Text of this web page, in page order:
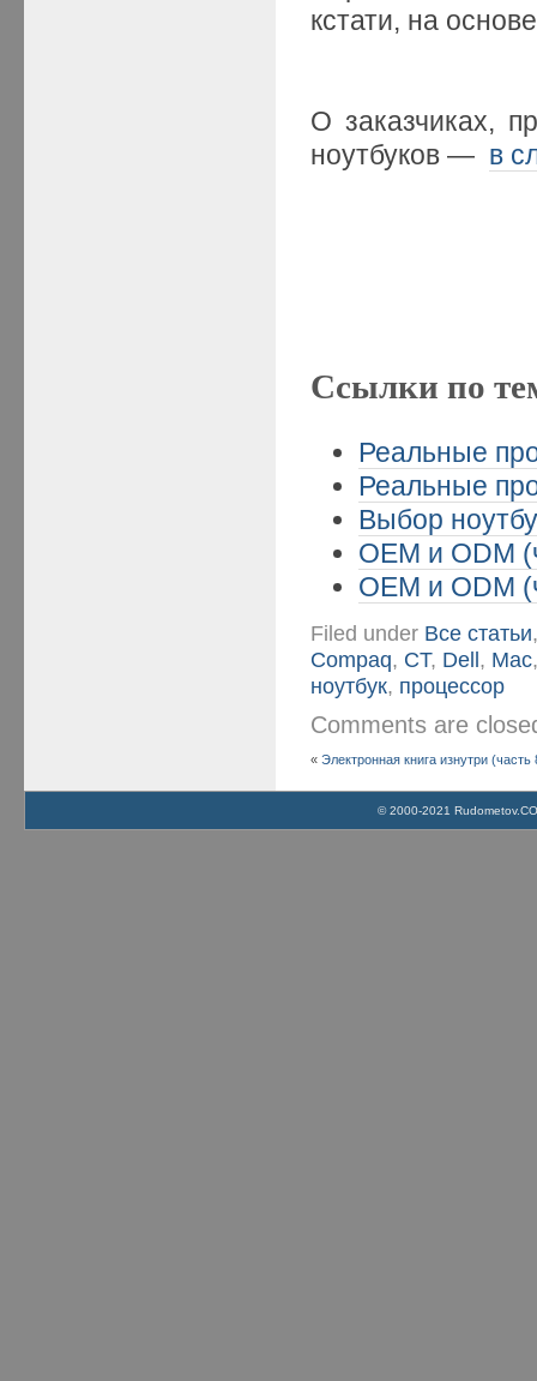
кстати, на
О заказчиках,
ноутбуков — в
Ссылки по
Реальные
Реальные
Выбор
OEM и ODM
OEM и ODM
Filed under Все статьи
Compaq, CT, Dell, Mac
ноутбук, процессор
Comments are
«Электронная книга изнутри (часть
© 2000-2021